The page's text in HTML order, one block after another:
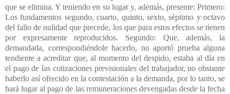
que se elimina. Y teniendo en su lugar y, además, presente: Primero:
Los fundamentos segundo, cuarto, quinto, sexto, séptimo y octavo
del fallo de nulidad que precede, los que para estos efectos se tienen
por expresamente reproducidos. Segundo: Que, además, la
demandada, correspondiéndole hacerlo, no aportó prueba alguna
tendiente a acreditar que, al momento del despido, estaba al día en
el pago de las cotizaciones previsionales del trabajador, no obstante
haberlo así ofrecido en la contestación a la demanda, por lo tanto, se
hará lugar al pago de las remuneraciones devengadas desde la fecha